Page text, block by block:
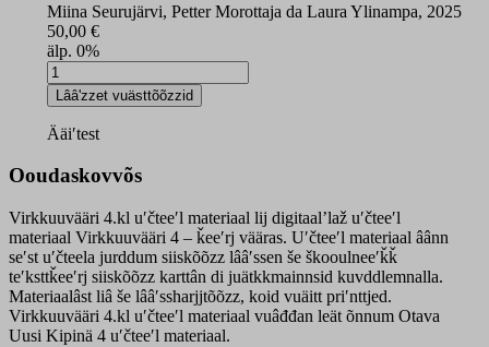
Miina Seurujärvi, Petter Morottaja da Laura Ylinampa, 2025
50,00 €
älp. 0%
Virkkuuvääri
4.kl
uʹčteeʹl
materiaal
Lââʹzzet vuästtõõzzid
Ääiʹtest
Ooudaskovvõs
Virkkuuvääri 4.kl uʹčteeʹl materiaal lij digitaalʼlaž uʹčteeʹl
materiaal Virkkuuvääri 4 – ǩeeʹrj vääras. Uʹčteeʹl materiaal âânn
seʹst uʹčteela jurddum siiskõõzz lââʹssen še škooulneeʹǩǩ
teʹksttǩeeʹrj siiskõõzz karttân di juätkkmainnsid kuvddlemnalla.
Materiaalâst liâ še lââʹssharjjtõõzz, koid vuäitt priʹnttjed.
Virkkuuvääri 4.kl uʹčteeʹl materiaal vuâđđan leät õnnum Otava
Uusi Kipinä 4 uʹčteeʹl materiaal.